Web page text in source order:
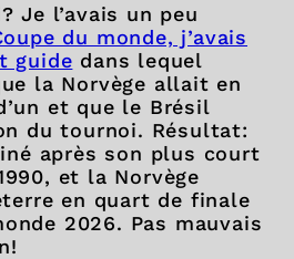
Je l’avais un peu
du monde, j’avais
guide dans lequel
la Norvège allait en
et que le Brésil
du tournoi. Résultat:
après son plus court
et la Norvège
en quart de finale
2026. Pas mauvais